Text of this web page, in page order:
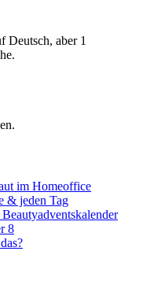
Deutsch, aber 1
im Homeoffice
& jeden Tag
8